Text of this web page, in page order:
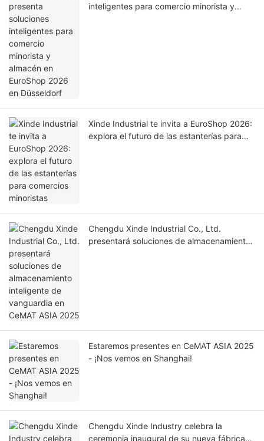
inteligentes para comercio minorista y
Xinde Industrial te invita a EuroShop 2026:
explora el futuro de las estanterías para
Chengdu Xinde Industrial Co., Ltd.
presentará soluciones de almacenamiento
Estaremos presentes en CeMAT ASIA 2025
- ¡Nos vemos en Shanghai!
Chengdu Xinde Industry celebra la
ceremonia inaugural de su nueva fábrica